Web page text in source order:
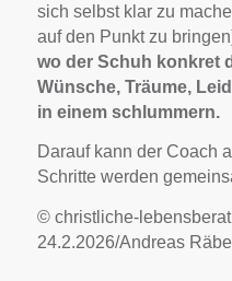
sich selbst klar zu
auf den Punkt zu
wo der Schuh konkret
Wünsche, Träume,
in einem schlummern.
Darauf kann der Coach
Schritte werden
© christliche-
24.2.2026/Andreas